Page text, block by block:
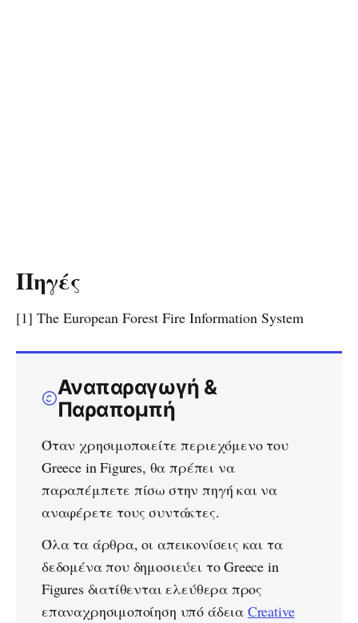
Πηγές
[1] The European Forest Fire Information System
Αναπαραγωγή &
Παραπομπή
Όταν χρησιμοποιείτε περιεχόμενο του
Greece in Figures, θα πρέπει να
παραπέμπετε πίσω στην πηγή και να
αναφέρετε τους συντάκτες.
Όλα τα άρθρα, οι απεικονίσεις και τα
δεδομένα που δημοσιεύει το Greece in
Figures διατίθενται ελεύθερα προς
επαναχρησιμοποίηση υπό άδεια Creative